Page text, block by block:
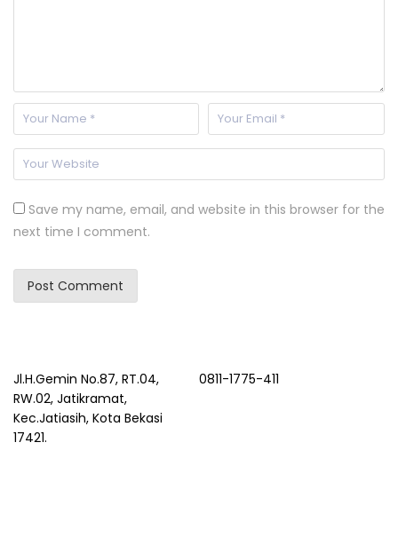
Save my name, email, and website in this browser for the
next time I comment.
Jl.H.Gemin No.87, RT.04,
RW.02, Jatikramat,
Kec.Jatiasih, Kota Bekasi
17421.
0811-1775-411